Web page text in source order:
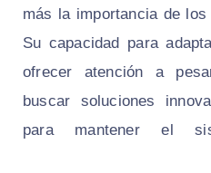
más la importancia de
Su capacidad para
ofrecer atención a
buscar soluciones
para mantener el